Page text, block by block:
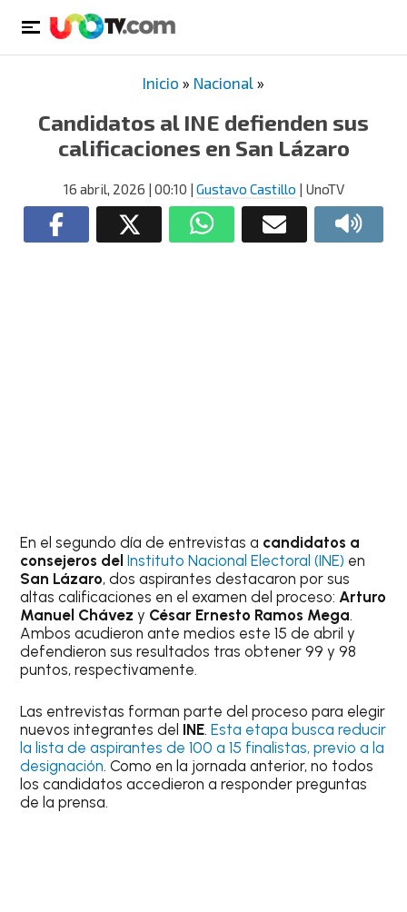
Inicio » Nacional »
Candidatos al INE defienden sus
calificaciones en San Lázaro
16 abril, 2026 | 00:10 | Gustavo Castillo | UnoTV
En el segundo día de entrevistas a candidatos a
consejeros delInstituto Nacional Electoral (INE) en
San Lázaro, dos aspirantes destacaron por sus
altas calificaciones en el examen del proceso:Arturo
Manuel Chávez y César Ernesto Ramos Mega.
Ambos acudieron ante medios este 15 de abril y
defendieron sus resultados tras obtener 99 y 98
puntos, respectivamente.
Las entrevistas forman parte del proceso para elegir
nuevos integrantes del INE.Esta etapa busca reducir
la lista de aspirantes de 100 a 15 finalistas, previo a la
designación. Como en la jornada anterior, no todos
los candidatos accedieron a responder preguntas
de la prensa.